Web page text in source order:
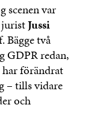
scenen var
Jussi
två
GDPR redan,
förändrat
– tills vidare
och